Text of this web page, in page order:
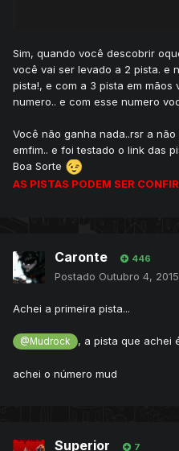
Sim, quando você descobrir
você vai ser levado a 2 pista. e
pista!, e com a 3 pista em mãos
numero.. e com esse numero
Você não ganha nada..rsr a
emfim.. e foi testado o link das
Boa Sorte
AS PISTAS PODEM SER
Caronte 446
Postado Outubro 4, 2015
Achei a primeira pista...
@Mudrock , a pista que achei
achei o número mud
Superior 7